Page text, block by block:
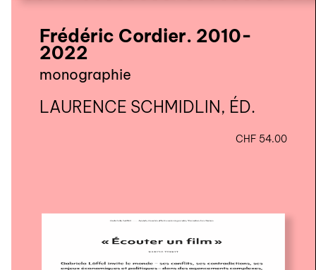
Frédéric Cordier. 2010-
2022
monographie
LAURENCE SCHMIDLIN, ÉD.
CHF 54.00